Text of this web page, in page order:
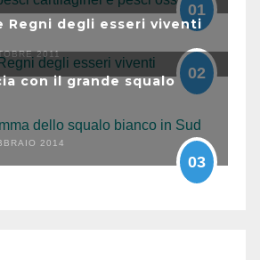
01
Regni degli esseri viventi
2011
02
con il grande squalo
2014
03